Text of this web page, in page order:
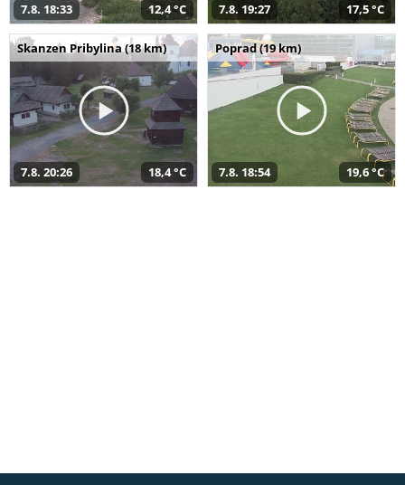
7.8. 18:33 12,4 °C 7.8. 19:27 17,5 °C
Skanzen Pribylina (18 km)
7.8. 20:26 18,4 °C
Poprad (19 km)
7.8. 18:54 19,6 °C